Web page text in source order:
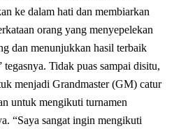
ke dalam hati dan membiarkan
orang yang menyepelekan
dan menunjukkan hasil terbaik
Tidak puas sampai disitu,
menjadi Grandmaster (GM) catur
untuk mengikuti turnamen
“Saya sangat ingin mengikuti